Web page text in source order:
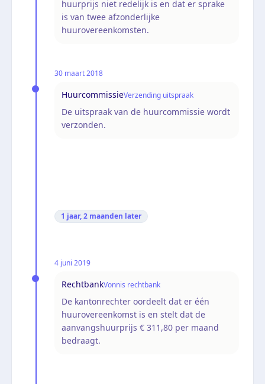
huurprijs niet redelijk is en dat er sprake
is van twee afzonderlijke
huurovereenkomsten.
30 maart 2018
HuurcommissieVerzending uitspraak
De uitspraak van de huurcommissie wordt
verzonden.
1 jaar, 2 maanden later
4 juni 2019
RechtbankVonnis rechtbank
De kantonrechter oordeelt dat er één
huurovereenkomst is en stelt dat de
aanvangshuurprijs € 311,80 per maand
bedraagt.